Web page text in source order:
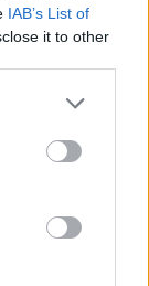
IAB’s List of
it to other